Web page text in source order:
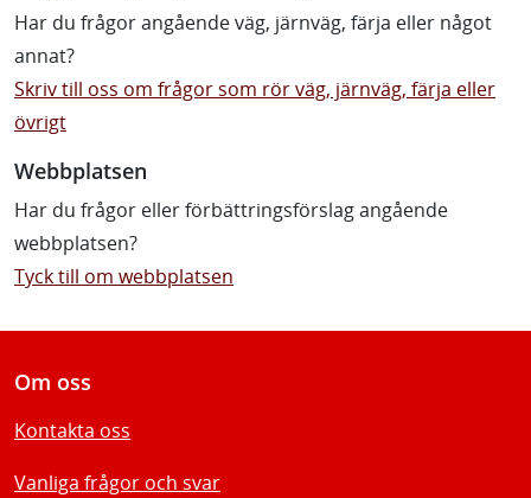
Har du frågor angående väg, järnväg, färja eller något
annat?
Skriv till oss om frågor som rör väg, järnväg, färja eller
övrigt
Webbplatsen
Har du frågor eller förbättringsförslag angående
webbplatsen?
Tyck till om webbplatsen
Om oss
Kontakta oss
Vanliga frågor och svar